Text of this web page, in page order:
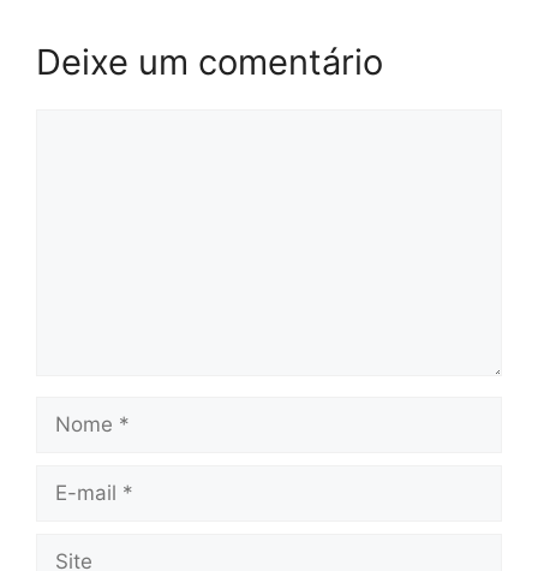
Deixe um comentário
Nome
Site